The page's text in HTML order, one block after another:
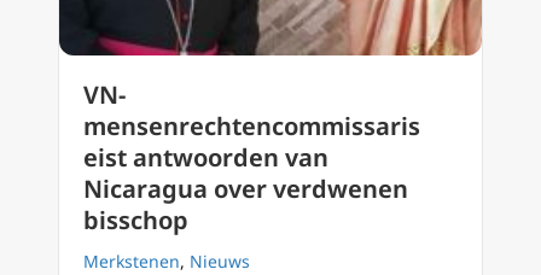
VN-
mensenrechtencommissaris
eist antwoorden van
Nicaragua over verdwenen
bisschop
Merkstenen, Nieuws